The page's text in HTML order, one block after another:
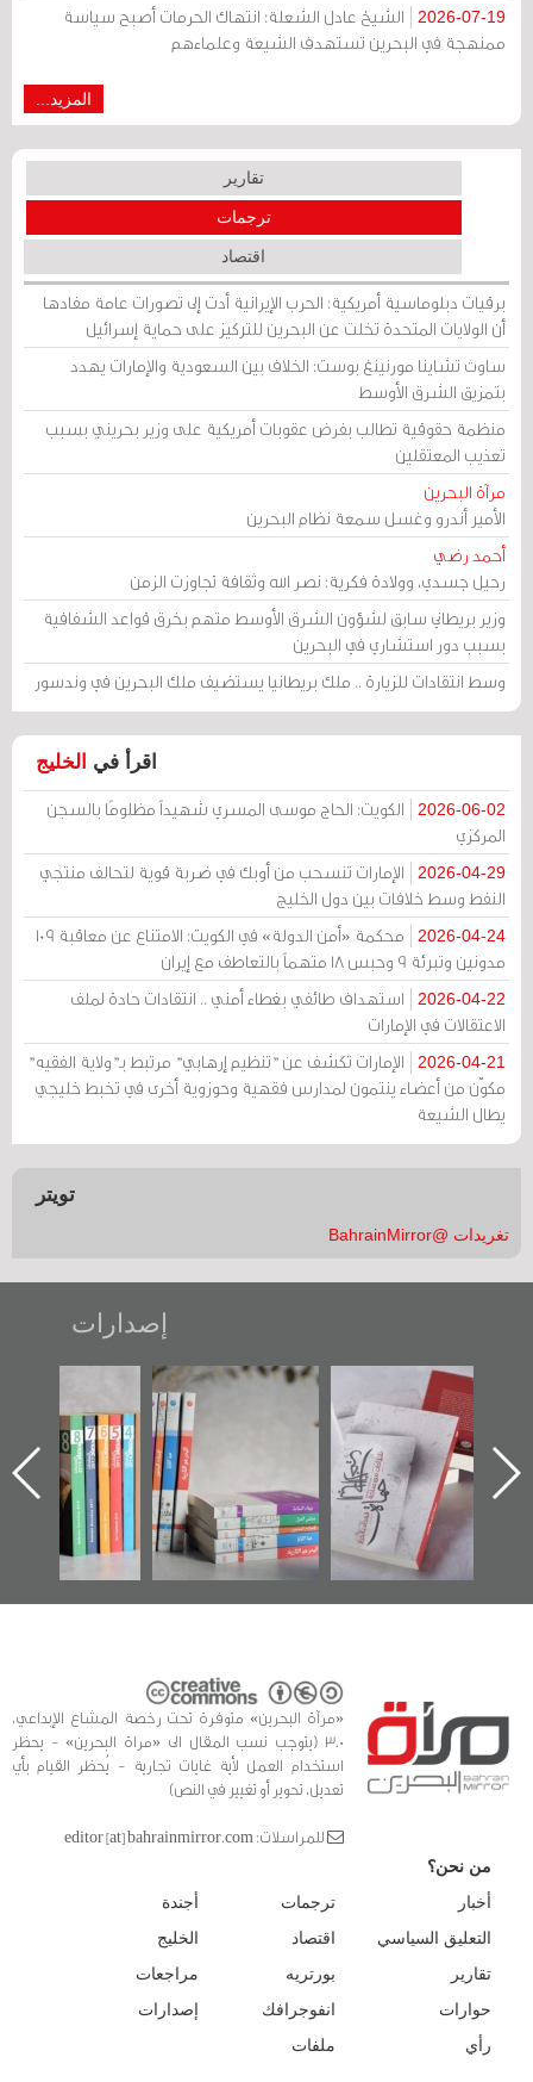
2026-07-19
الشيخ عادل الشعلة: انتهاك الحرمات أصبح سياسة
ممنهجة في البحرين تستهدف الشيعة وعلماءهم
المزيد...
تقارير
ترجمات
اقتصاد
برقيات دبلوماسية أمريكية: الحرب الإيرانية أدت إلى تصورات عامة مفادها
أن الولايات المتحدة تخلت عن البحرين للتركيز على حماية إسرائيل
ساوث تشاينا مورنينغ بوست: الخلاف بين السعودية والإمارات يهدد
بتمزيق الشرق الأوسط
منظمة حقوقية تطالب بفرض عقوبات أمريكية على وزير بحريني بسبب
تعذيب المعتقلين
مرآة البحرين
الأمير أندرو وغسل سمعة نظام البحرين
أحمد رضي
رحيل جسدي، وولادة فكرية: نصر الله وثقافة تجاوزت الزمن
وزير بريطاني سابق لشؤون الشرق الأوسط متهم بخرق قواعد الشفافية
بسبب دور استشاري في البحرين
وسط انتقادات للزيارة .. ملك بريطانيا يستضيف ملك البحرين في وندسور
اقرأ في الخليج
2026-06-02
الكويت: الحاج موسى المسري شهيداً مظلومًا بالسجن
المركزي
2026-04-29
الإمارات تنسحب من أوبك في ضربة قوية لتحالف منتجي
النفط وسط خلافات بين دول الخليج
2026-04-24
محكمة «أمن الدولة» في الكويت: الامتناع عن معاقبة 109
مدونين وتبرئة 9 وحبس 18 متهماً بالتعاطف مع إيران
2026-04-22
استهداف طائفي بغطاء أمني .. انتقادات حادة لملف
الاعتقالات في الإمارات
2026-04-21
الإمارات تكشف عن "تنظيم إرهابي" مرتبط بـ"ولاية الفقيه"
مكوّن من أعضاء ينتمون لمدارس فقهية وحوزوية أخرى في تخبط خليجي
يطال الشيعة
تويتر
تغريدات @BahrainMirror
إصدارات
"حماة الباب الأخير":
الإصدار الأول عن
اعتصام الدراز
وأحداث ساحة
الفداء لمركز أوال
للدراسات والتوثيق
تصنيف موضوعي
للوثائق البريطانية
يقدمه «مركز أوال»
في سلسلة من 5
كتب
تصدر حصاد
الساحات 2019
«مرآة البحرين» متوفرة تحت رخصة المشاع الإبداعي،
3.0 (يتوجب نسب المقال الى «مراة البحرين» - يحظر
استخدام العمل لأية غايات تجارية - يُحظر القيام بأي
تعديل، تحوير أو تغيير في النص)
للمراسلات: editor [at] bahrainmirror.com
من نحن؟
أخبار
التعليق السياسي
تقارير
حوارات
رأي
ترجمات
اقتصاد
بورتريه
انفوجرافك
ملفات
أجندة
الخليج
مراجعات
إصدارات